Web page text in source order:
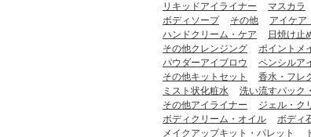
リキッドアイライナー
マスカラ
ボディソープ
その他 アイケア
ハンドクリーム・ケア
日焼け止
その他クレンジング
ポイントメ
パウダーアイブロウ
ペンシルア
その他キットセット
香水・フレ
ミスト状化粧水
洗い流すパック
その他アイライナー
ジェル・ク
ボディクリーム・オイル
ボディ
メイクアップキット・パレット